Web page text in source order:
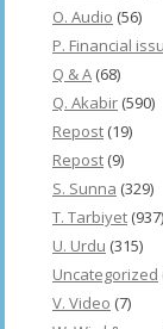
O. Audio (56)
P. Financial
Q & A (68)
Q. Akabir (590)
Repost (19)
Repost (9)
S. Sunna (329)
T. Tarbiyet (937)
U. Urdu (315)
Uncategorized
V. Video (7)